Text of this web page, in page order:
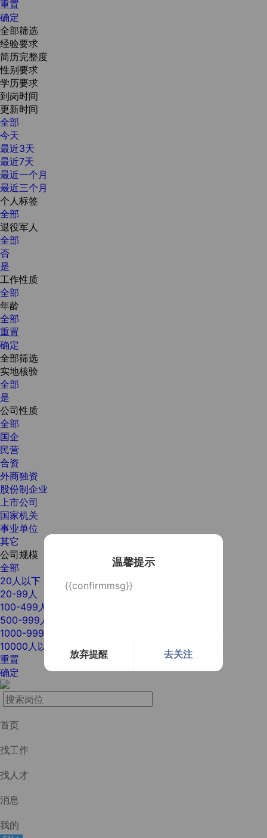
温馨提示
{{confirmmsg}}
放弃提醒 去关注
重置
确定
全部筛选
经验要求
简历完整度
性别要求
学历要求
到岗时间
更新时间
全部
今天
最近3天
最近7天
最近一个月
最近三个月
个人标签
全部
退役军人
全部
否
是
工作性质
全部
年龄
全部
重置
确定
全部筛选
实地核验
全部
是
公司性质
全部
国企
民营
合资
外商独资
股份制企业
上市公司
国家机关
事业单位
其它
公司规模
全部
20人以下
20-99人
100-499人
500-999人
1000-9999人
10000人以上
重置
确定
首页
找工作
找人才
消息
我的